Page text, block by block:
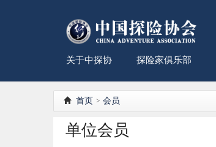
关于中探协 探险家俱乐部
首页 > 会员
单位会员